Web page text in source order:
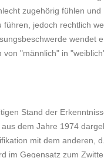
zugehörig fühlen
führen, jedoch rechtlich
wendet
von "männlich" in
Stand der
dem Jahre 1974
mit dem anderen,
im Gegensatz zum